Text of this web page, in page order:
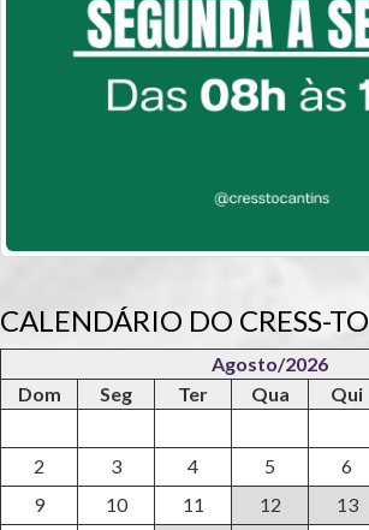
CALENDÁRIO DO CRESS-TO
Agosto/2026
Dom
Seg Ter Qua Qui
2
3 4 5 6
9
10 11 12 13